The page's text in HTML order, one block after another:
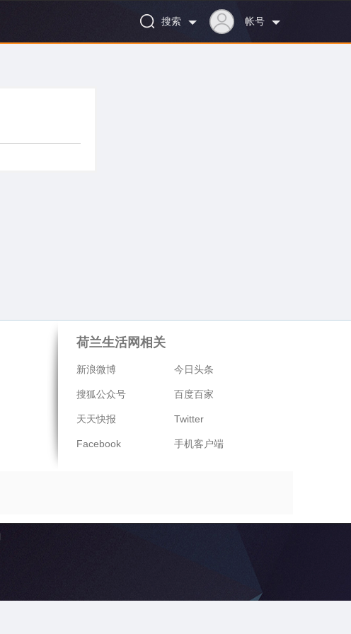
帐号
搜索
荷兰生活网相关
新浪微博 今日头条
搜狐公众号 百度百家
天天快报 Twitter
Facebook 手机客户端